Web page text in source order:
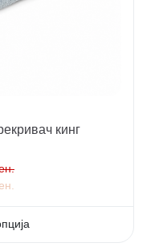
кинг